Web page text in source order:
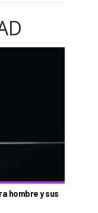
hombre y sus